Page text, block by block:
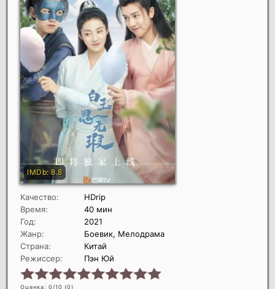
Качество:
HDrip
Время:
40 мин
Год:
2021
Жанр:
Боевик, Мелодрама
Страна:
Китай
Режиссер:
Пэн Юй
Оценка: 0/10 (0)